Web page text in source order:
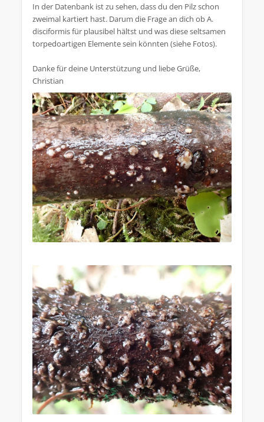
In der Datenbank ist zu sehen, dass du den Pilz schon
zweimal kartiert hast. Darum die Frage an dich ob A.
disciformis für plausibel hältst und was diese seltsamen
torpedoartigen Elemente sein könnten (siehe Fotos).
Danke für deine Unterstützung und liebe Grüße,
Christian